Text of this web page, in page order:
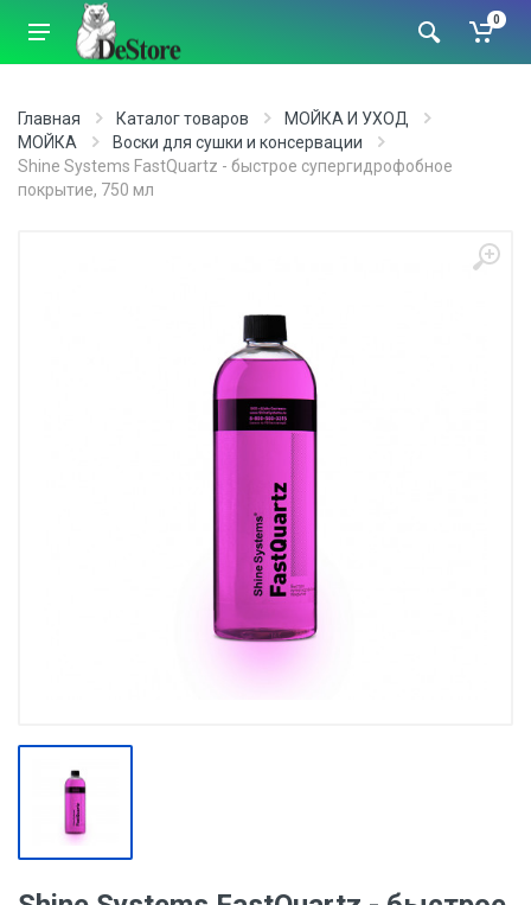
0
Главная Каталог товаров
МОЙКА И УХОД
МОЙКА
Воски для сушки и консервации
Shine Systems FastQuartz - быстрое супергидрофобное
покрытие, 750 мл